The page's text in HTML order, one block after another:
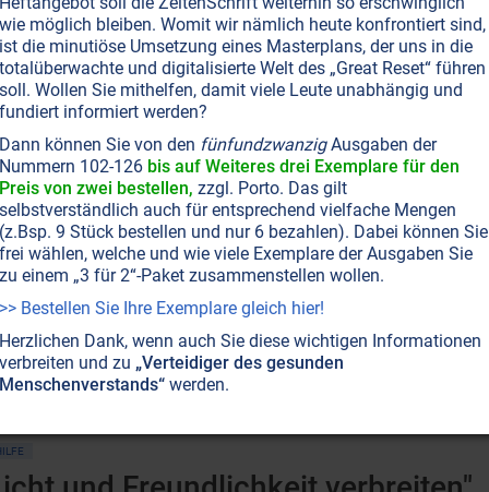
feinstofflichen Reisen durch Zeit und Raum oder der De-
wie ein Mystiker in vergangene Zeiten reiste und ohne
Menschheit vor Unglück zu bewahren.Weiterlesen...
SEITE 29 ERNÄHRUNG GESUNDHEIT HEILUNG
Magnesium – Viele Krankheiten,
Es gibt da ein Mineral, das in seiner Anwendung weit
ungeheure Wirkung auf unseren Körper und unsere Zellen
der Medizin immer noch ein Mysterium – mit fatalen Folgen
Weiterlesen...
wie möglich bleiben. Womit wir nämlich heute konfrontiert sind,
ist die minutiöse Umsetzung eines Masterplans, der uns in die
totalüberwachte und digitalisierte Welt des „Great Reset“ führen
soll. Wollen Sie mithelfen, damit viele Leute unabhängig und
fundiert informiert werden?
Dann können Sie von den fünfundzwanzigAusgaben der
Nummern 102-126 bis auf Weiteres drei Exemplare für den
Preis von zwei bestellen, zzgl. Porto. Das gilt
selbstverständlich auch für entsprechend vielfache Mengen
(z.Bsp. 9 Stück bestellen und nur 6 bezahlen). Dabei können Sie
frei wählen, welche und wie viele Exemplare der Ausgaben Sie
zu einem „3 für 2“-Paket zusammenstellen wollen.
>> Bestellen Sie Ihre Exemplare gleich hier!
Herzlichen Dank, wenn auch Sie diese wichtigen Informationen
verbreiten und zu „Verteidiger des gesunden
Menschenverstands“werden.